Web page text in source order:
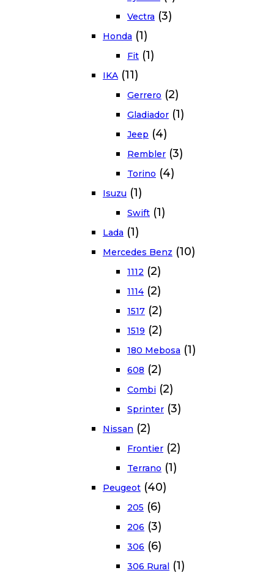
Vectra (3)
Honda (1)
Fit (1)
IKA (11)
Gerrero (2)
Gladiador (1)
Jeep (4)
Rembler (3)
Torino (4)
Isuzu (1)
Swift (1)
Lada (1)
Mercedes Benz (10)
1112 (2)
1114 (2)
1517 (2)
1519 (2)
180 Mebosa (1)
608 (2)
Combi (2)
Sprinter (3)
Nissan (2)
Frontier (2)
Terrano (1)
Peugeot (40)
205 (6)
206 (3)
306 (6)
306 Rural (1)